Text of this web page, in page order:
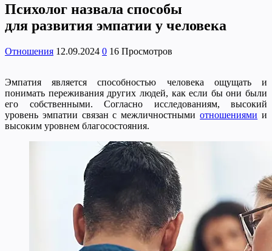
Психолог назвала способы
для развития эмпатии у человека
Отношения 12.09.2024 0 16 Просмотров
Эмпатия является способностью человека ощущать и
понимать переживания других людей, как если бы они были
его собственными. Согласно исследованиям, высокий
уровень эмпатии связан с межличностнымиотношениями и
высоким уровнем благосостояния.